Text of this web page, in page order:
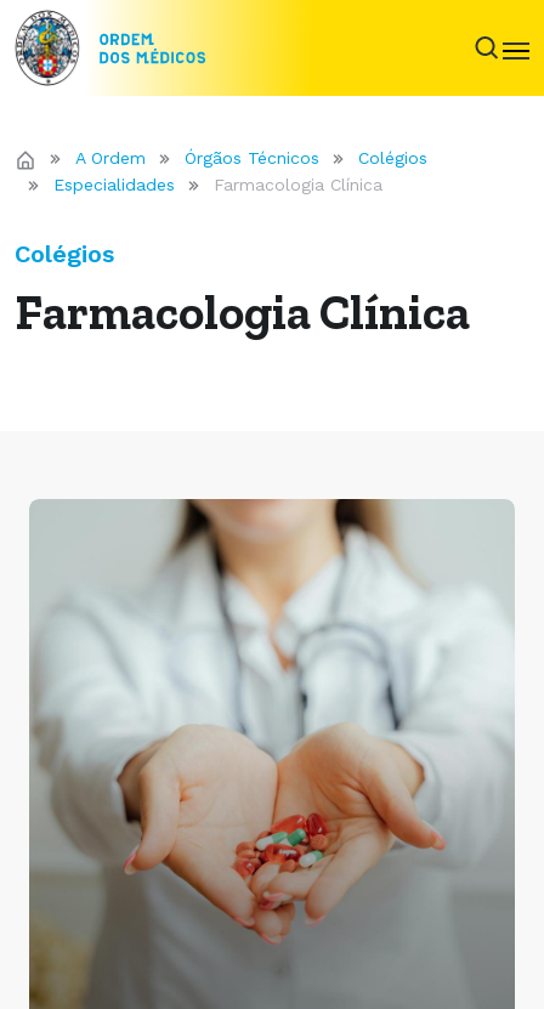
A Ordem Órgãos Técnicos
Colégios
Especialidades
Farmacologia Clínica
Colégios
Farmacologia Clínica